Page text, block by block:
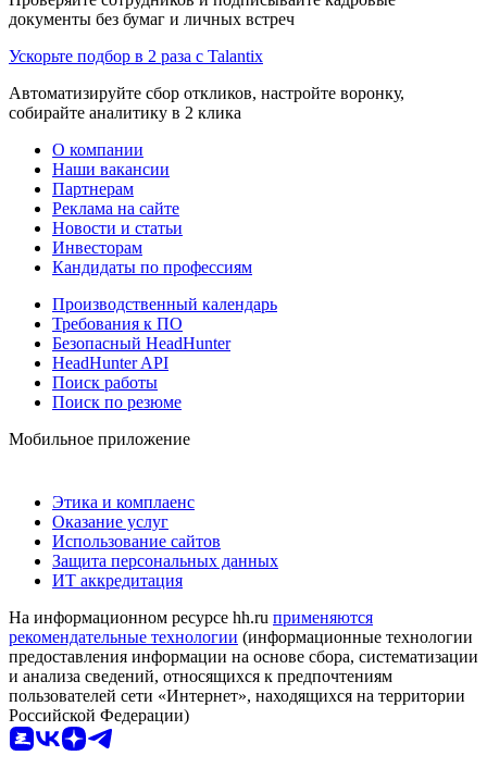
документы без бумаг и личных встреч
Ускорьте подбор в 2 раза с Talantix
Автоматизируйте сбор откликов, настройте воронку,
собирайте аналитику в 2 клика
О компании
Наши вакансии
Партнерам
Реклама на сайте
Новости и статьи
Инвесторам
Кандидаты по профессиям
Производственный календарь
Требования к ПО
Безопасный HeadHunter
HeadHunter API
Поиск работы
Поиск по резюме
Мобильное приложение
Этика и комплаенс
Оказание услуг
Использование сайтов
Защита персональных данных
ИТ аккредитация
На информационном ресурсе hh.ru применяются
рекомендательные технологии (информационные технологии
предоставления информации на основе сбора, систематизации
и анализа сведений, относящихся к предпочтениям
пользователей сети «Интернет», находящихся на территории
Российской Федерации)